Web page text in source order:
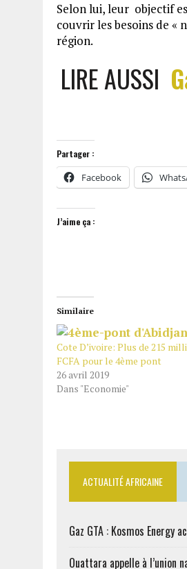
Selon lui, leur objectif
couvrir les besoins de «
région.
LIRE AUSSI
Partager :
Facebook
J’aime ça :
Similaire
Cote D’ivoire: Plus de 215
FCFA pour le 4ème pont
26 avril 2019
Dans "Economie"
ACTUALITÉ AFRICAINE
Gaz GTA : Kosmos Energy
Ouattara appelle à l’union